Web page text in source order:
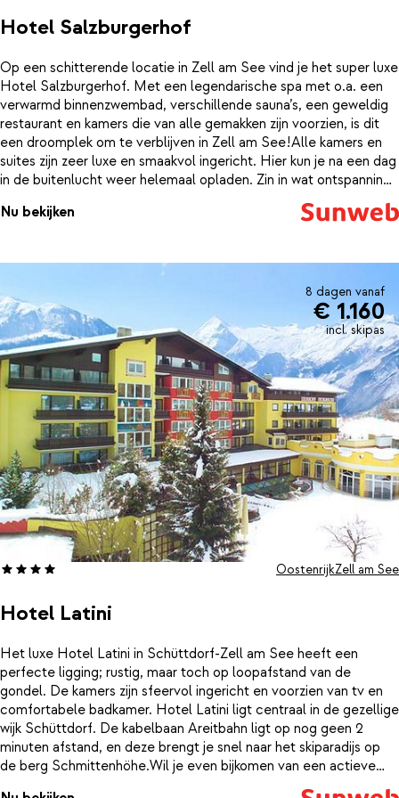
Hotel Salzburgerhof
Op een schitterende locatie in Zell am See vind je het super luxe
Hotel Salzburgerhof. Met een legendarische spa met o.a. een
verwarmd binnenzwembad, verschillende sauna’s, een geweldig
restaurant en kamers die van alle gemakken zijn voorzien, is dit
een droomplek om te verblijven in Zell am See!Alle kamers en
suites zijn zeer luxe en smaakvol ingericht. Hier kun je na een dag
in de buitenlucht weer helemaal opladen. Zin in wat ontspanning?
uitgebreide reeks sauna’s, stoombaden en massages. De
drijven.Je verblijft in Hotel Salzburgerhof op basis van
volpension en dat betekent ’s morgens & ’s avonds genieten van
fantastische maaltijden. Het restaurant staat garant voor
geweldig eten.. Gault Millau waardeerde de culinaire
hoogstandjes in het restaurant met 3 koksmutsen.
Nu bekijken
8 dagen vanaf
€ 1.160
incl. skipas
Hotel Latini
OostenrijkZell am See
Het luxe Hotel Latini in Schüttdorf-Zell am See heeft een
perfecte ligging; rustig, maar toch op loopafstand van de
gondel. De kamers zijn sfeervol ingericht en voorzien van tv en
comfortabele badkamer. Hotel Latini ligt centraal in de gezellige
wijk Schüttdorf. De kabelbaan Areitbahn ligt op nog geen 2
minuten afstand, en deze brengt je snel naar het skiparadijs op
de berg Schmittenhöhe.Wil je even bijkomen van een actieve
dag in de sneeuw? Dan kun je terecht in het prachtige